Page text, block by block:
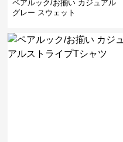
ペアルック/お揃い カジュアル
グレー スウェット